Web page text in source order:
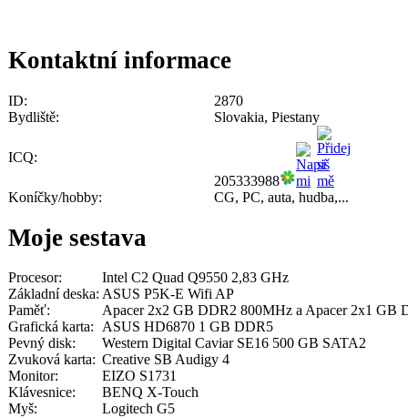
Kontaktní informace
ID:
2870
Bydliště:
Slovakia, Piestany
ICQ:
205333988
Koníčky/hobby:
CG, PC, auta, hudba,...
Moje sestava
Procesor:
Intel C2 Quad Q9550 2,83 GHz
Základní deska: ASUS P5K-E Wifi AP
Paměť:
Apacer 2x2 GB DDR2 800MHz a Apacer 2x1 GB
Grafická karta: ASUS HD6870 1 GB DDR5
Pevný disk:
Western Digital Caviar SE16 500 GB SATA2
Zvuková karta: Creative SB Audigy 4
Monitor:
EIZO S1731
Klávesnice:
BENQ X-Touch
Myš:
Logitech G5